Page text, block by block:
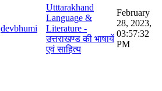
devbhumi
Utttarakhand
Language &
Literature -
उत्तराखण्ड की भाषायें
एवं साहित्य
February
28, 2023,
03:57:32
PM